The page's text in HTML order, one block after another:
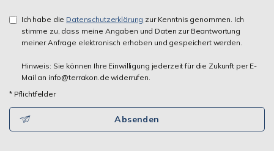
Ich habe die Datenschutzerklärung zur Kenntnis genommen. Ich
stimme zu, dass meine Angaben und Daten zur Beantwortung
meiner Anfrage elektronisch erhoben und gespeichert werden.
Hinweis: Sie können Ihre Einwilligung jederzeit für die Zukunft per E-
Mail an info@terrakon.de widerrufen.
* Pflichtfelder
Absenden